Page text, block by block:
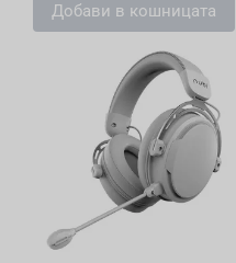
Добави в кошницата